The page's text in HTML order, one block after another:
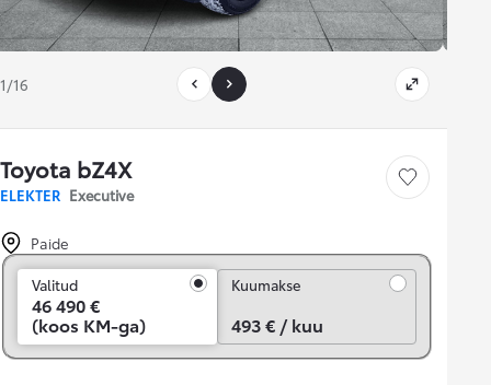
1/16
Toyota bZ4X
ELEKTER Executive
Salvesta
Paide
Valitud
46 490 €
(koos KM-ga)
Kuumakse
493 € / kuu